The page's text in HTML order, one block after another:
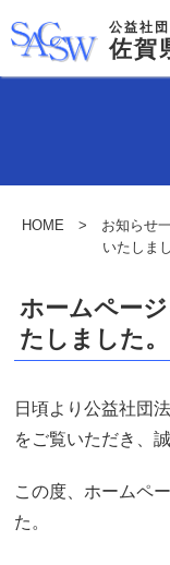
公益社
佐賀
HOME > お知らせ
いたしま
ホームペー
たしました。
日頃より公益社団
をご覧いただき、
この度、ホームペ
た。